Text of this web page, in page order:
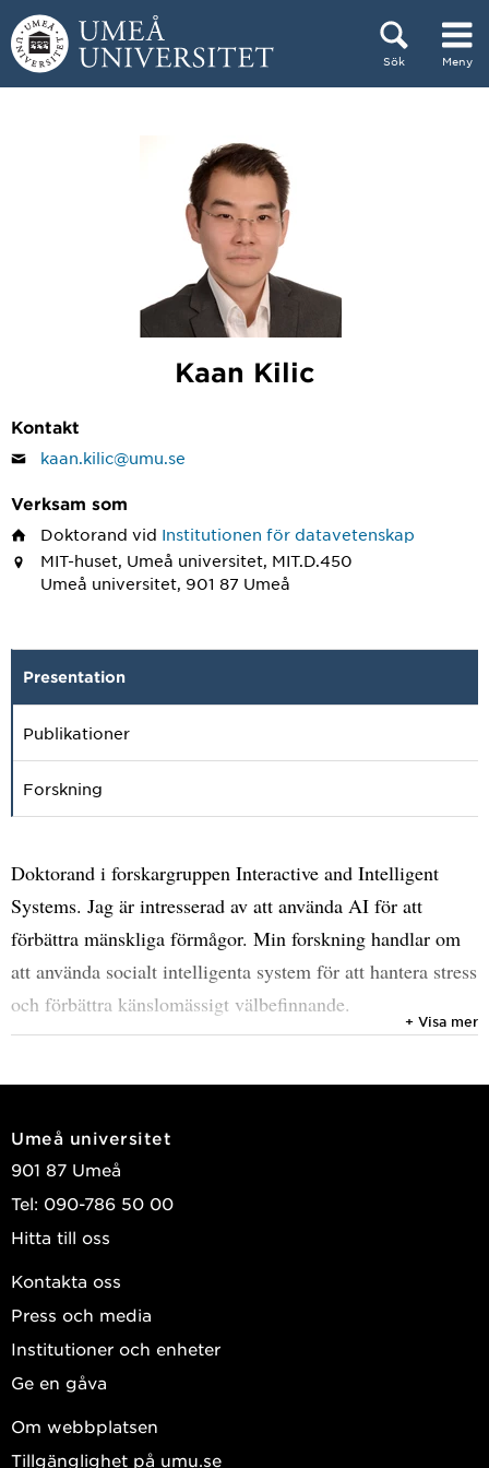
Hoppa direkt till innehållet
Sök Meny
Kaan Kilic
Kontakt
kaan.kilic@umu.se
Verksam som
Doktorand vid Institutionen för datavetenskap
MIT-huset, Umeå universitet, MIT.D.450
Umeå universitet, 901 87 Umeå
Presentation
Publikationer
Forskning
Doktorand i forskargruppen Interactive and Intelligent
Systems. Jag är intresserad av att använda AI för att
förbättra mänskliga förmågor. Min forskning handlar om
att använda socialt intelligenta system för att hantera stress
och förbättra känslomässigt välbefinnande.
+ Visa mer
Umeå universitet
901 87 Umeå
Tel: 090-786 50 00
Hitta till oss
Kontakta oss
Press och media
Institutioner och enheter
Ge en gåva
Om webbplatsen
Tillgänglighet på umu.se